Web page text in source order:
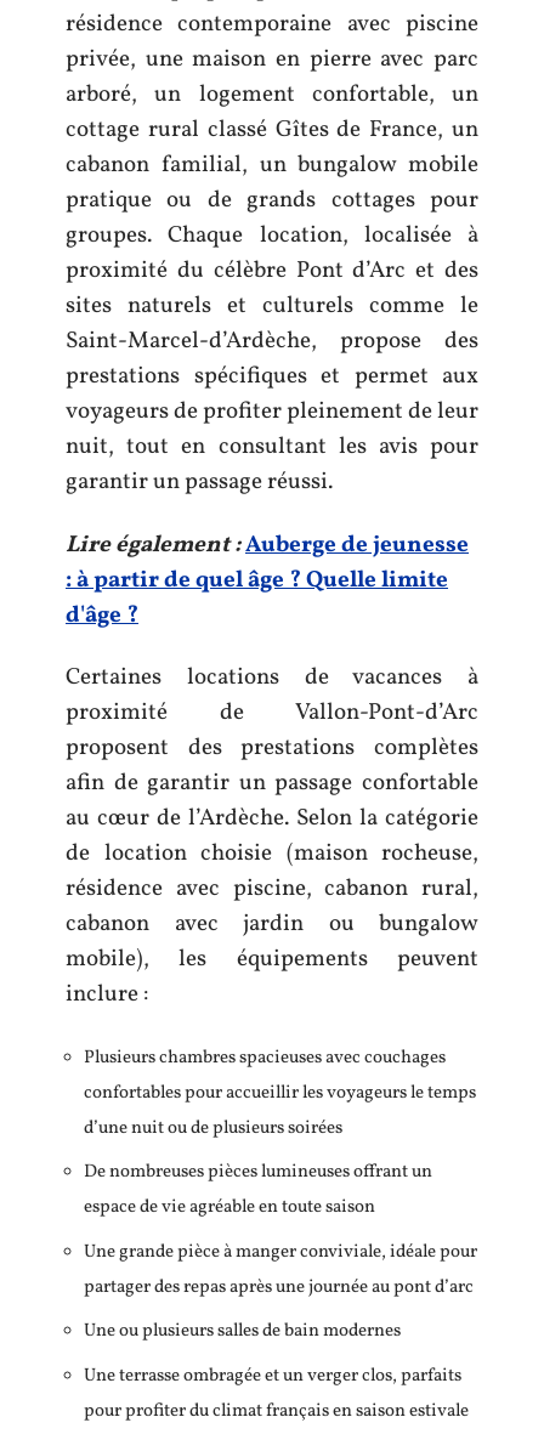
résidence contemporaine avec piscine
privée, une maison en pierre avec parc
arboré, un logement confortable, un
cottage rural classé Gîtes de France, un
cabanon familial, un bungalow mobile
pratique ou de grands cottages pour
groupes. Chaque location, localisée à
proximité du célèbre Pont d’Arc et des
sites naturels et culturels comme le
Saint-Marcel-d’Ardèche, propose des
prestations spécifiques et permet aux
voyageurs de profiter pleinement de leur
nuit, tout en consultant les avis pour
garantir un passage réussi.
Lire également :Auberge de jeunesse
: à partir de quel âge ? Quelle limite
d'âge ?
Certaines locations de vacances à
proximité de Vallon-Pont-d’Arc
proposent des prestations complètes
afin de garantir un passage confortable
au cœur de l’Ardèche. Selon la catégorie
de location choisie (maison rocheuse,
résidence avec piscine, cabanon rural,
cabanon avec jardin ou bungalow
mobile), les équipements peuvent
inclure :
Plusieurs chambres spacieuses avec couchages
confortables pour accueillir les voyageurs le temps
d’une nuit ou de plusieurs soirées
De nombreuses pièces lumineuses offrant un
espace de vie agréable en toute saison
Une grande pièce à manger conviviale, idéale pour
partager des repas après une journée au pont d’arc
Une ou plusieurs salles de bain modernes
Une terrasse ombragée et un verger clos, parfaits
pour profiter du climat français en saison estivale